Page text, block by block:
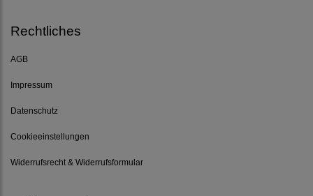
Rechtliches
AGB
Impressum
Datenschutz
Cookieeinstellungen
Widerrufsrecht & Widerrufsformular